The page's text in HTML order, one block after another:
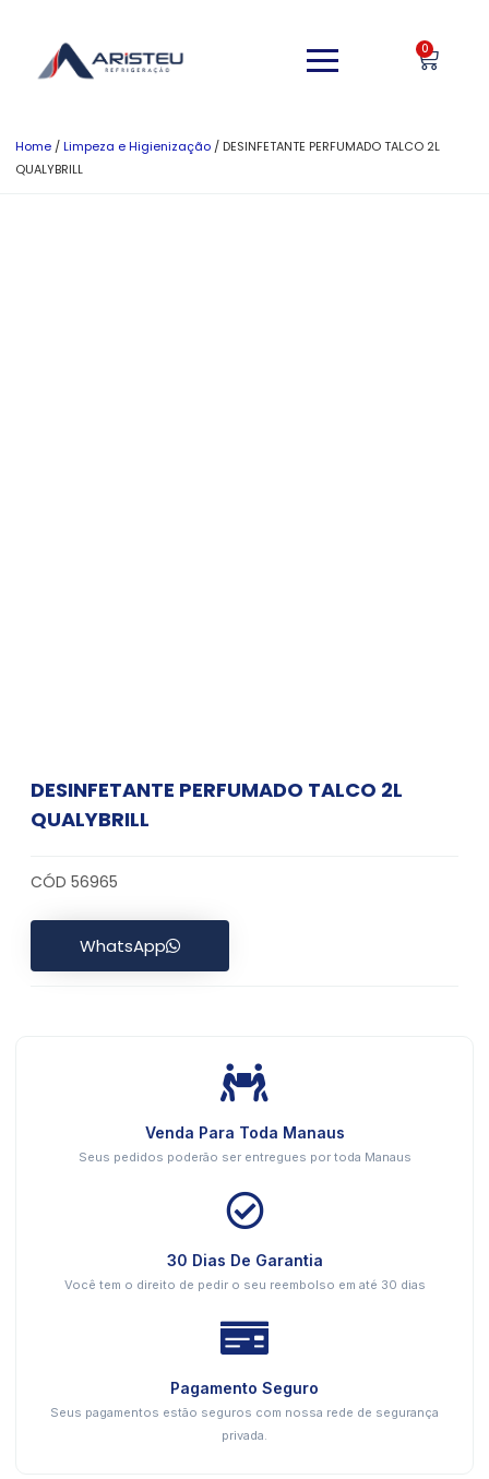
0
Home /Limpeza e Higienização / DESINFETANTE PERFUMADO TALCO 2L
QUALYBRILL
DESINFETANTE PERFUMADO TALCO 2L
QUALYBRILL
CÓD 56965
WhatsApp
Venda Para Toda Manaus
Seus pedidos poderão ser entregues por toda Manaus
30 Dias De Garantia
Você tem o direito de pedir o seu reembolso em até 30 dias
Pagamento Seguro
Seus pagamentos estão seguros com nossa rede de segurança
privada.